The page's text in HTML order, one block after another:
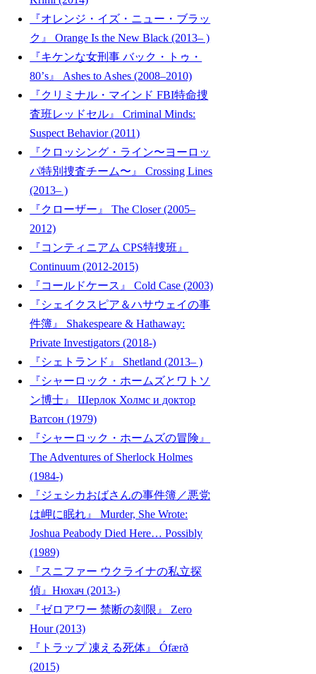
『オレンジ・イズ・ニュー・ブラッ
ク』 Orange Is the New Black (2013– )
『キケンな女刑事 バック・トゥ・
80’s』 Ashes to Ashes (2008–2010)
『クリミナル・マインド FBI特命捜
査班レッドセル』 Criminal Minds:
Suspect Behavior (2011)
『クロッシング・ライン〜ヨーロッ
パ特別捜査チーム〜』 Crossing Lines
(2013– )
『クローザー』 The Closer (2005–
2012)
『コンティニアム CPS特捜班』
Continuum (2012-2015)
『コールドケース』 Cold Case (2003)
『シェイクスピア＆ハサウェイの事
件簿』 Shakespeare & Hathaway:
Private Investigators (2018-)
『シェトランド』 Shetland (2013– )
『シャーロック・ホームズとワトソ
ン博士』 Шерлок Холмс и доктор
Ватсон (1979)
『シャーロック・ホームズの冒険』
The Adventures of Sherlock Holmes
(1984-)
『ジェシカおばさんの事件簿／悪党
は岬に眠れ』 Murder, She Wrote:
Joshua Peabody Died Here… Possibly
(1989)
『スニファー ウクライナの私立探
偵』Нюхач (2013-)
『ゼロアワー 禁断の刻限』 Zero
Hour (2013)
『トラップ 凍える死体』 Ófærð
(2015)